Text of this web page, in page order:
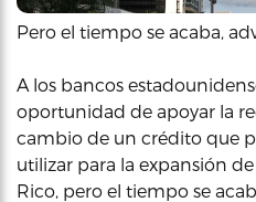
Pero el tiempo se acaba,
A los bancos
oportunidad de apoyar la
cambio de un crédito que
utilizar para la expansión
Rico, pero el tiempo se